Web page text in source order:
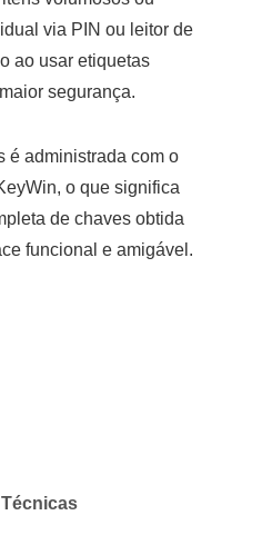
via PIN ou leitor de
ao usar etiquetas
segurança.
é administrada com o
o que significa
de chaves obtida
funcional e amigável.